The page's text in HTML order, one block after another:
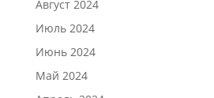
Август 2024
Июль 2024
Июнь 2024
Май 2024